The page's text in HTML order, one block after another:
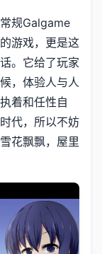
规Galgame
游戏，更是这
。它给了玩家
，体验人与人
着和任性自
代，所以不妨
花飘飘，屋里